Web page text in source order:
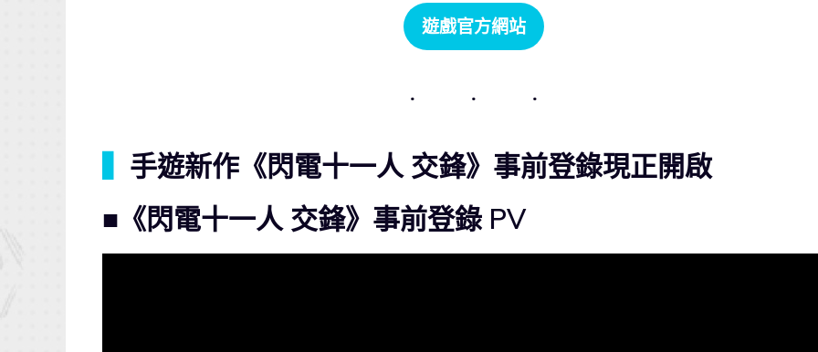
遊戲官方網站
手遊新作《閃電十一人 交鋒》事前登錄現正開啟
■《閃電十一人 交鋒》事前登錄 PV